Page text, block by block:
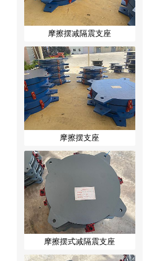
摩擦摆减隔震支座
摩擦摆支座
摩擦摆式减隔震支座